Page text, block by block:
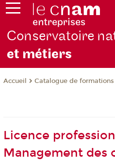
Conservatoire na
et métiers
Accueil Catalogue de
Licence
Management des